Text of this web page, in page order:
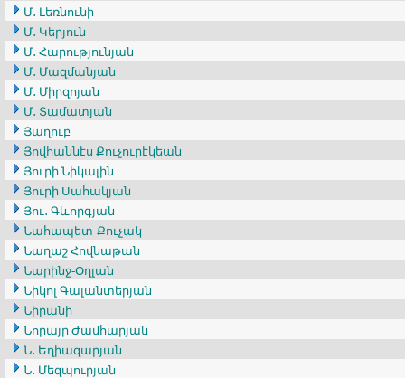
Մ․ Լեռնունի
Մ․ Կերյուն
Մ․ Հարությունյան
Մ․ Մազմանյան
Մ․ Միրզոյան
Մ․ Տամատյան
Յաղուբ
Յովհաննէս Քուչուրէկեան
Յուրի Նիկալին
Յուրի Սահակյան
Յու․ Գևորգյան
Նահապետ-Քուչակ
Նաղաշ Հովնաթան
Նարինջ-Օղլան
Նիկոլ Գալանտերյան
Նիրանի
Նորայր Ժամհարյան
Ն․ Եղիազարյան
Ն․ Մեզպուրյան